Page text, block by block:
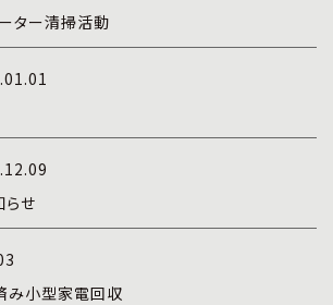
ター清掃活動
せ
み小型家電回収